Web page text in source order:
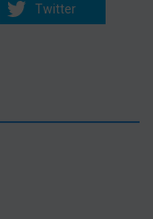
Twitter